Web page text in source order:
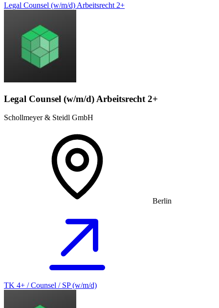
Legal Counsel (w/m/d) Arbeitsrecht 2+
Legal Counsel (w/m/d) Arbeitsrecht 2+
Schollmeyer & Steidl GmbH
Berlin
TK 4+ / Counsel / SP (w/m/d)